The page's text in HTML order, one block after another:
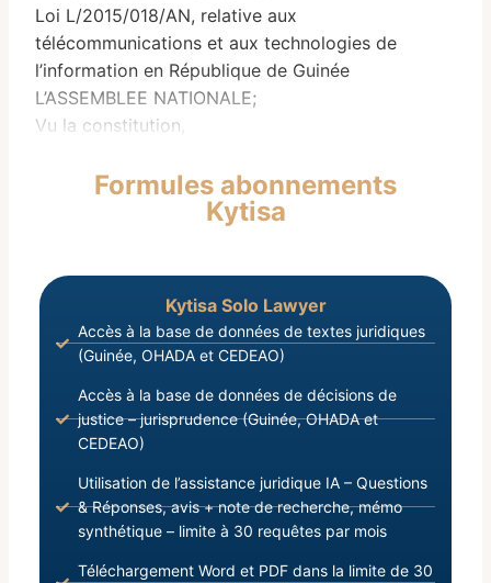
Loi L/2015/018/AN, relative aux
télécommunications et aux technologies de
l’information en République de Guinée
L’ASSEMBLEE NATIONALE;
Vu la constitution,
Formules abonnements
Kytisa
Kytisa Solo Lawyer
Accès à la base de données de textes juridiques
(Guinée, OHADA et CEDEAO)
Accès à la base de données de décisions de
justice – jurisprudence (Guinée, OHADA et
CEDEAO)
Utilisation de l’assistance juridique IA – Questions
& Réponses, avis + note de recherche, mémo
synthétique – limite à 30 requêtes par mois
Téléchargement Word et PDF dans la limite de 30